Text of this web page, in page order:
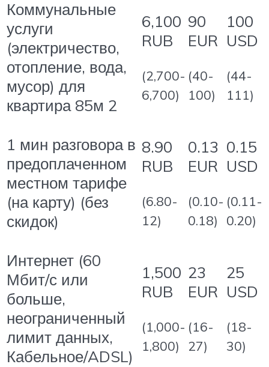
Коммунальные
услуги
(электричество,
отопление, вода,
мусор) для
квартира 85м 2
6,100
RUB
(2,700-
6,700)
90
EUR
(40-
100)
100
USD
(44-
111)
1 мин разговора в
предоплаченном
местном тарифе
(на карту) (без
скидок)
8.90
RUB
(6.80-
12)
0.13
EUR
(0.10-
0.18)
0.15
USD
(0.11-
0.20)
Интернет (60
Мбит/с или
больше,
неограниченный
лимит данных,
Кабельное/ADSL)
1,500
RUB
(1,000-
1,800)
23
EUR
(16-
27)
25
USD
(18-
30)